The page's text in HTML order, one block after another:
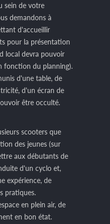
sein de votre
demandons à
d'accueillir
pour la présentation
local devra pouvoir
fonction du planning).
d'une table, de
d'un écran de
être occulté.
scooters que
des jeunes (sur
aux débutants de
d'un cyclo et,
expérience, de
pratiques.
en plein air, de
en bon état.